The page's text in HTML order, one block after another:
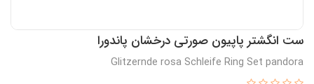
ست انگشتر پاپیون صورتی درخشان پاندورا
Glitzernde rosa Schleife Ring Set pandora